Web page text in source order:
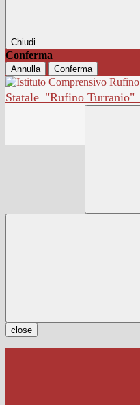
Chiudi
Conferma
Annulla Conferma
Statale "Rufino Turranio"
close